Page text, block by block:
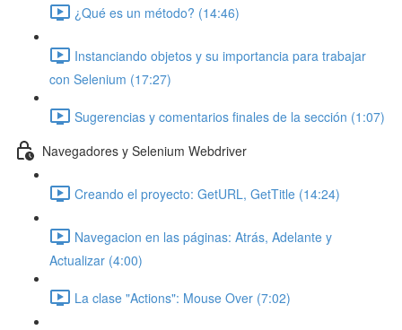
¿Qué es un método? (14:46)
Instanciando objetos y su importancia para trabajar
con Selenium (17:27)
Sugerencias y comentarios finales de la sección (1:07)
Navegadores y Selenium Webdriver
Creando el proyecto: GetURL, GetTitle (14:24)
Navegacion en las páginas: Atrás, Adelante y
Actualizar (4:00)
La clase "Actions": Mouse Over (7:02)